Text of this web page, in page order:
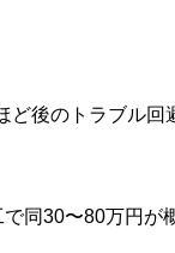
後のトラブル回
同30〜80万円が